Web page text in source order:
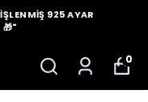
925 AYAR
🎁"
0